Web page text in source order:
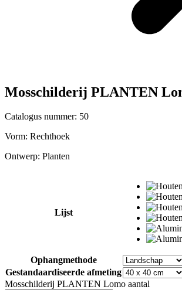
Mosschilderij PLANTEN
Catalogus nummer: 50
Vorm: Rechthoek
Ontwerp: Planten
Lijst
Ophangmethode
Gestandaardiseerde afmeting
Mosschilderij PLANTEN Lomo aantal